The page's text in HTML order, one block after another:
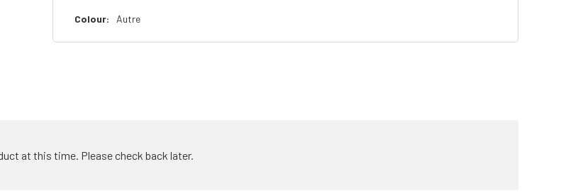
Colour: Autre
at this time. Please check back later.